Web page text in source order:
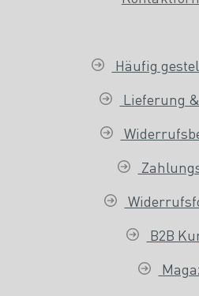
Häufig
Lieferung
B2B